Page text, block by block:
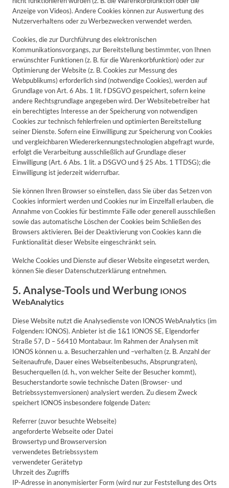
Anzeige von Videos). Andere Cookies können zur Auswertung des
Nutzerverhaltens oder zu Werbezwecken verwendet werden.
Cookies, die zur Durchführung des elektronischen
Kommunikationsvorgangs, zur Bereitstellung bestimmter, von Ihnen
erwünschter Funktionen (z. B. für die Warenkorbfunktion) oder zur
Optimierung der Website (z. B. Cookies zur Messung des
Webpublikums) erforderlich sind (notwendige Cookies), werden auf
Grundlage von Art. 6 Abs. 1 lit. f DSGVO gespeichert, sofern keine
andere Rechtsgrundlage angegeben wird. Der Websitebetreiber hat
ein berechtigtes Interesse an der Speicherung von notwendigen
Cookies zur technisch fehlerfreien und optimierten Bereitstellung
seiner Dienste. Sofern eine Einwilligung zur Speicherung von Cookies
und vergleichbaren Wiedererkennungstechnologien abgefragt wurde,
erfolgt die Verarbeitung ausschließlich auf Grundlage dieser
Einwilligung (Art. 6 Abs. 1 lit. a DSGVO und § 25 Abs. 1 TTDSG); die
Einwilligung ist jederzeit widerrufbar.
Sie können Ihren Browser so einstellen, dass Sie über das Setzen von
Cookies informiert werden und Cookies nur im Einzelfall erlauben, die
Annahme von Cookies für bestimmte Fälle oder generell ausschließen
sowie das automatische Löschen der Cookies beim Schließen des
Browsers aktivieren. Bei der Deaktivierung von Cookies kann die
Funktionalität dieser Website eingeschränkt sein.
Welche Cookies und Dienste auf dieser Website eingesetzt werden,
können Sie dieser Datenschutzerklärung entnehmen.
5. Analyse-Tools und Werbung IONOS
WebAnalytics
Diese Website nutzt die Analysedienste von IONOS WebAnalytics (im
Folgenden: IONOS). Anbieter ist die 1&1 IONOS SE, Elgendorfer
Straße 57, D – 56410 Montabaur. Im Rahmen der Analysen mit
IONOS können u. a. Besucherzahlen und –verhalten (z. B. Anzahl der
Seitenaufrufe, Dauer eines Webseitenbesuchs, Absprungraten),
Besucherquellen (d. h., von welcher Seite der Besucher kommt),
Besucherstandorte sowie technische Daten (Browser- und
Betriebssystemversionen) analysiert werden. Zu diesem Zweck
speichert IONOS insbesondere folgende Daten:
Referrer (zuvor besuchte Webseite)
angeforderte Webseite oder Datei
Browsertyp und Browserversion
verwendetes Betriebssystem
verwendeter Gerätetyp
Uhrzeit des Zugriffs
IP-Adresse in anonymisierter Form (wird nur zur Feststellung des Orts